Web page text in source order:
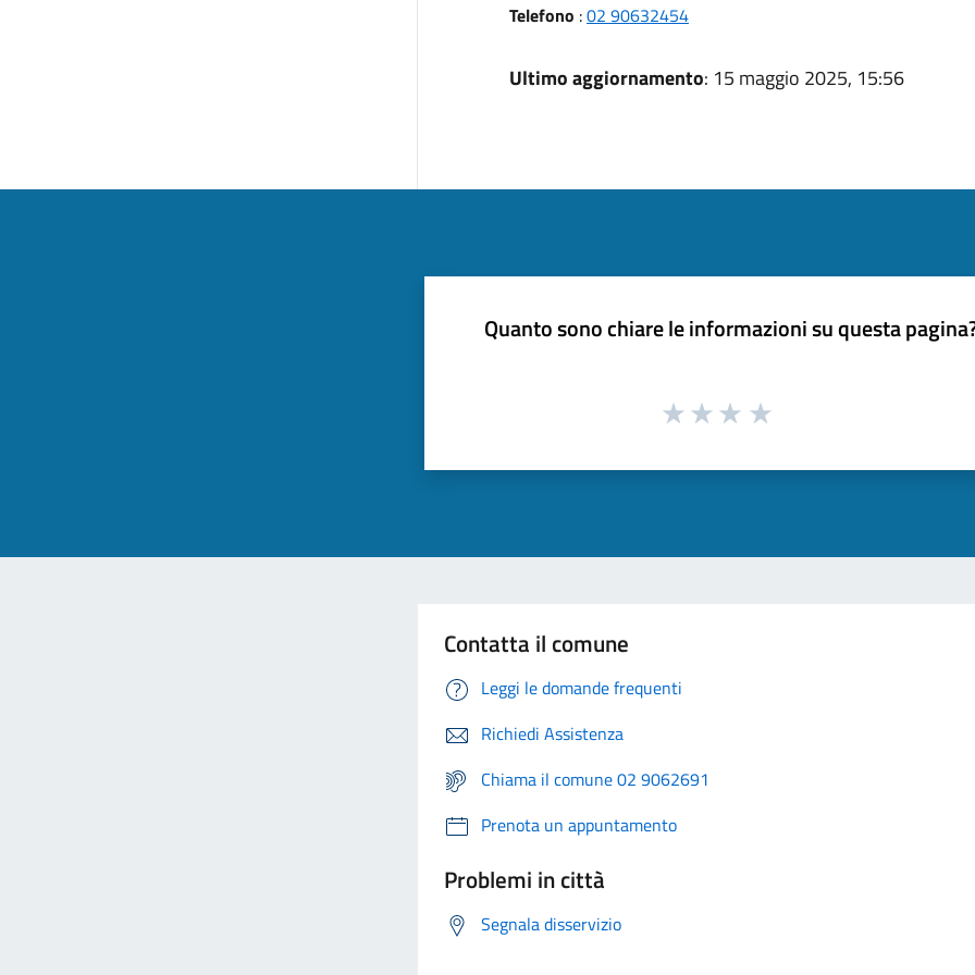
Telefono :02 90632454
Ultimo aggiornamento: 15 maggio 2025, 15:56
Quanto sono chiare le informazioni su questa
Contatta il comune
Leggi le domande frequenti
Richiedi Assistenza
Chiama il comune 02 9062691
Prenota un appuntamento
Problemi in città
Segnala disservizio